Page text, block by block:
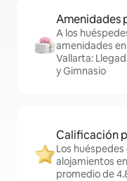
Amenidades
A los
amenidades
Vallarta:
y Gimnasio
Calificación
Los
alojamientos
promedio de